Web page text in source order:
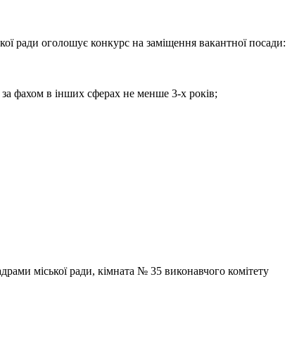
ради оголошує конкурс на заміщення вакантної посади:
фахом в інших сферах не менше 3-х років;
міської ради, кімната № 35 виконавчого комітету